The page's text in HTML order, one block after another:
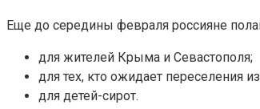
Еще до середины февраля россияне
для жителей Крыма и Севастополя;
для тех, кто ожидает переселения
для детей-сирот.